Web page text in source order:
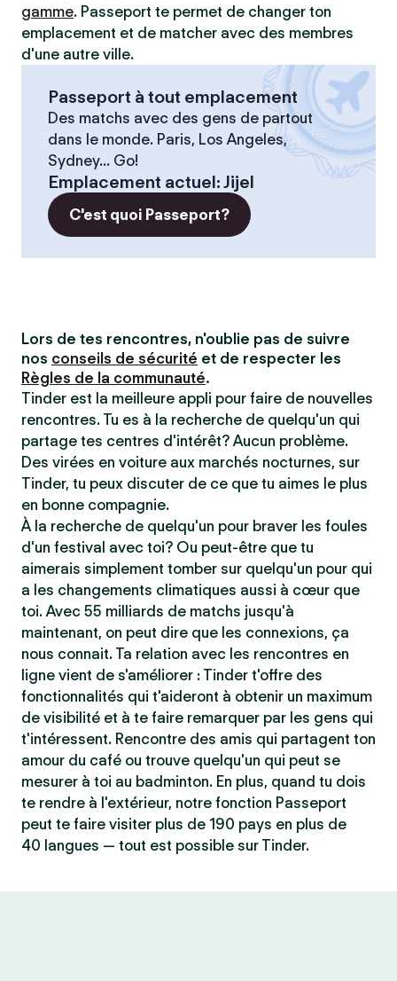
gamme. Passeport te permet de changer ton
emplacement et de matcher avec des membres
d'une autre ville.
Passeport à tout emplacement
Des matchs avec des gens de partout
dans le monde. Paris, Los Angeles,
Sydney... Go!
Emplacement actuel:Jijel
C'est quoi Passeport?
Lors de tes rencontres, n'oublie pas de suivre
nos conseils de sécurité et de respecter les
Règles de la communauté.
Tinder est la meilleure appli pour faire de nouvelles
rencontres. Tu es à la recherche de quelqu'un qui
partage tes centres d'intérêt? Aucun problème.
Des virées en voiture aux marchés nocturnes, sur
Tinder, tu peux discuter de ce que tu aimes le plus
en bonne compagnie.
À la recherche de quelqu'un pour braver les foules
d'un festival avec toi? Ou peut-être que tu
aimerais simplement tomber sur quelqu'un pour qui
a les changements climatiques aussi à cœur que
toi. Avec 55 milliards de matchs jusqu'à
maintenant, on peut dire que les connexions, ça
nous connait. Ta relation avec les rencontres en
ligne vient de s'améliorer : Tinder t'offre des
fonctionnalités qui t'aideront à obtenir un maximum
de visibilité et à te faire remarquer par les gens qui
t'intéressent. Rencontre des amis qui partagent ton
amour du café ou trouve quelqu'un qui peut se
mesurer à toi au badminton. En plus, quand tu dois
te rendre à l'extérieur, notre fonction Passeport
peut te faire visiter plus de 190 pays en plus de
40 langues — tout est possible sur Tinder.